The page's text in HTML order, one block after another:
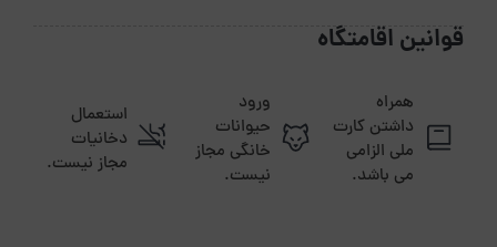
قوانین اقامتگاه
همراه
داشتن کارت
ملی الزامی
می باشد.
ورود
حیوانات
خانگی مجاز
نیست.
استعمال
دخانیات
مجاز نیست.